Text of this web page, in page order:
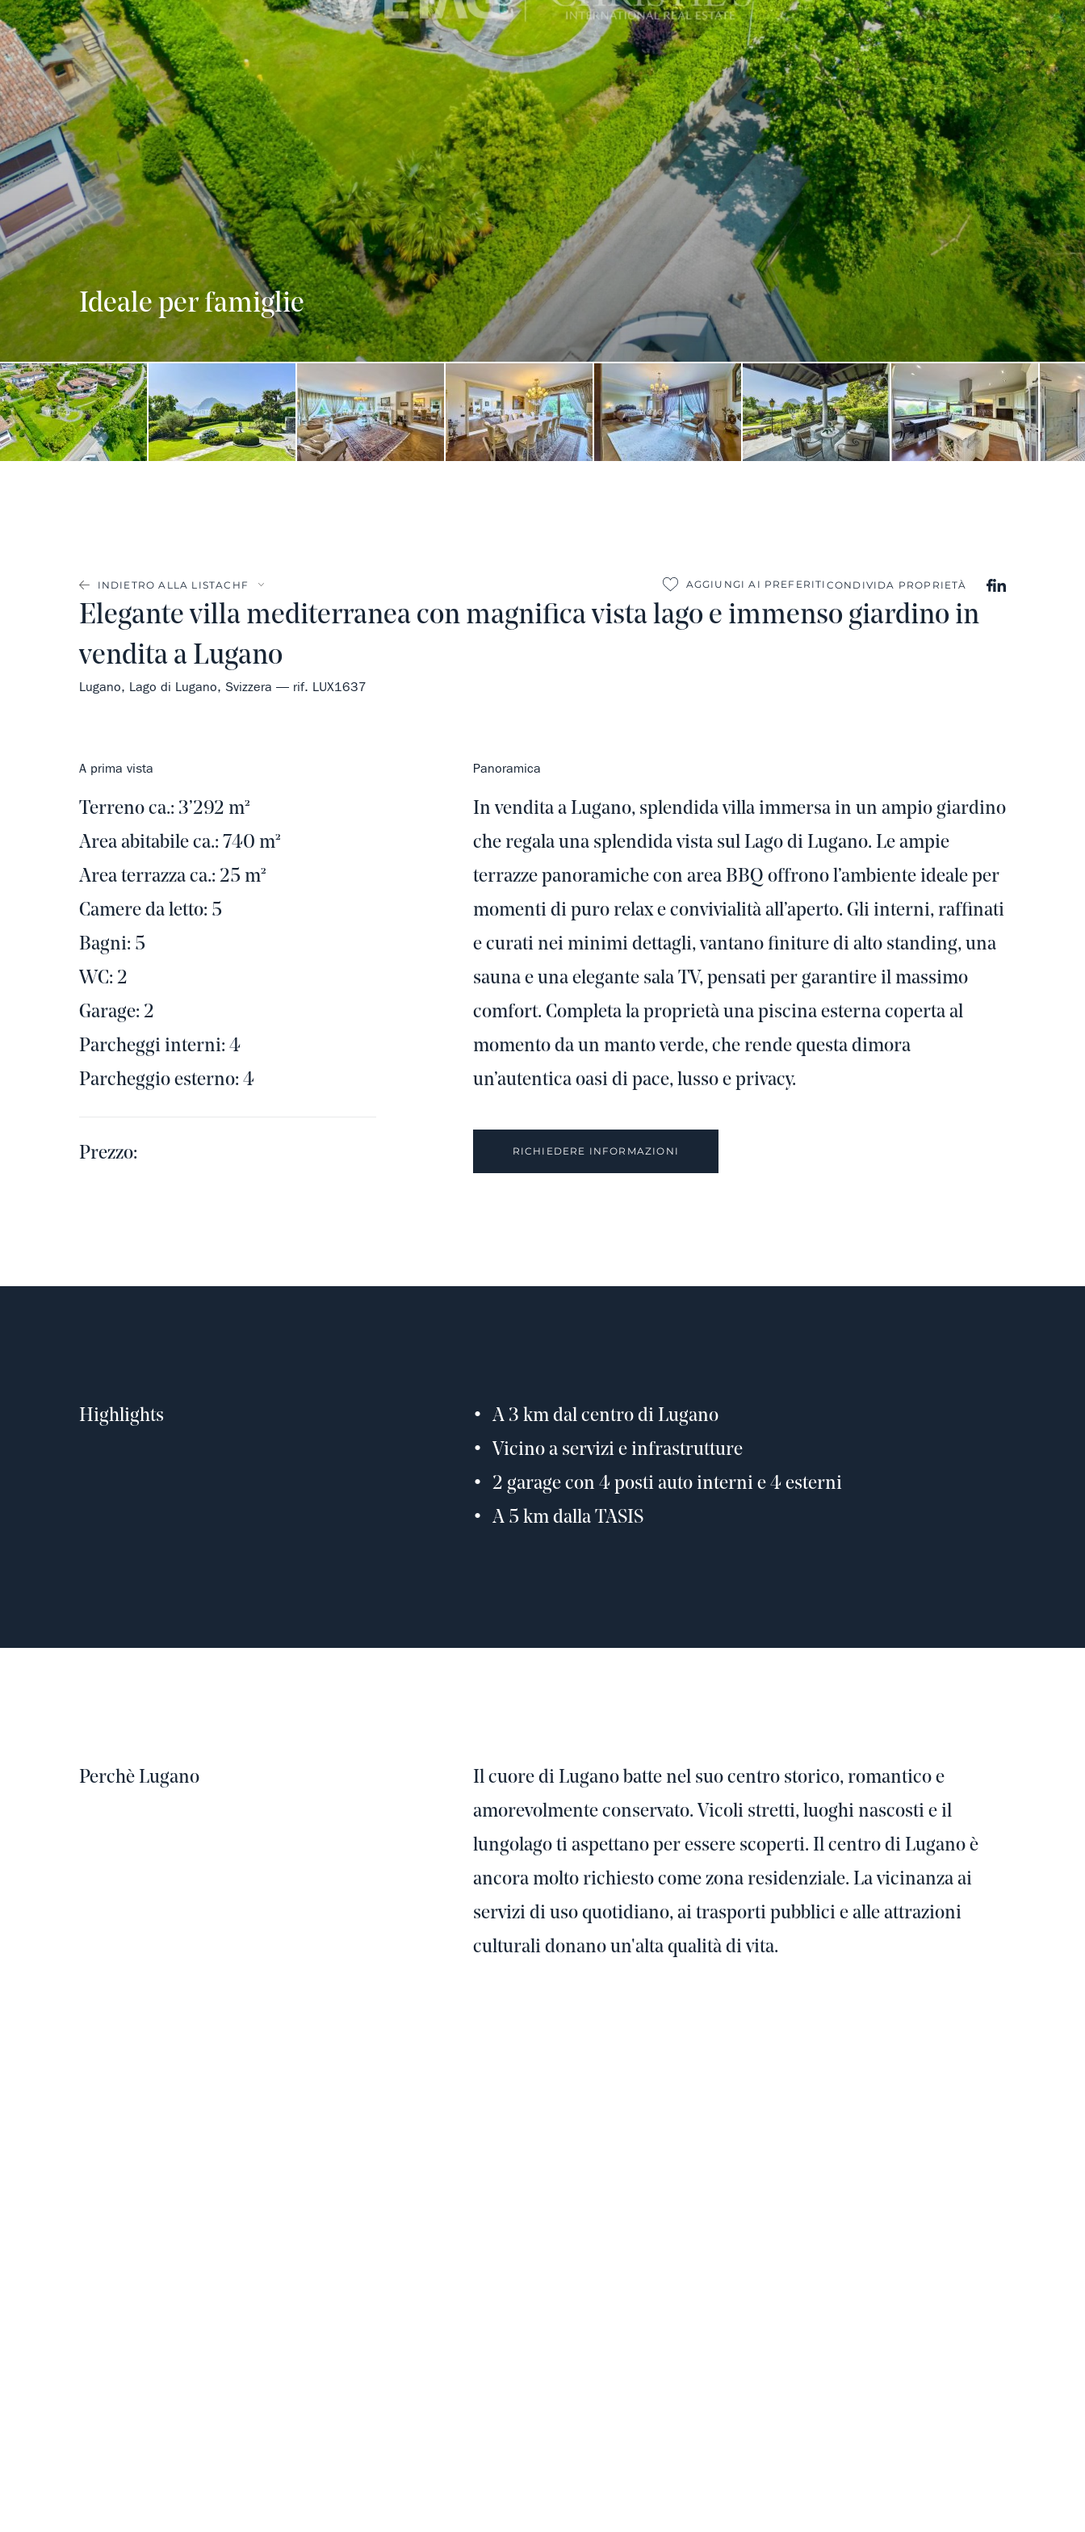
Ideale per famiglie
INDIETRO ALLA LISTA AGGIUNGI AI PREFERITI CONDIVIDA PROPRIETÀ
Elegante villa mediterranea con magnifica vista lago e immenso giardino in
vendita a Lugano
Lugano, Lago di Lugano, Svizzera — rif. LUX1637
A prima vista
Terreno ca.: 3’292 m²
Area abitabile ca.: 740 m²
Area terrazza ca.: 25 m²
Camere da letto: 5
Bagni: 5
WC: 2
Garage: 2
Parcheggi interni: 4
Parcheggio esterno: 4
Prezzo:
Panoramica
In vendita a Lugano, splendida villa immersa in un ampio giardino
che regala una splendida vista sul Lago di Lugano. Le ampie
terrazze panoramiche con area BBQ offrono l’ambiente ideale per
momenti di puro relax e convivialità all’aperto. Gli interni, raffinati
e curati nei minimi dettagli, vantano finiture di alto standing, una
sauna e una elegante sala TV, pensati per garantire il massimo
comfort. Completa la proprietà una piscina esterna coperta al
momento da un manto verde, che rende questa dimora
un’autentica oasi di pace, lusso e privacy.
RICHIEDERE INFORMAZIONI
Highlights
A 3 km dal centro di Lugano
Vicino a servizi e infrastrutture
2 garage con 4 posti auto interni e 4 esterni
A 5 km dalla TASIS
Perchè Lugano
Il cuore di Lugano batte nel suo centro storico, romantico e
amorevolmente conservato. Vicoli stretti, luoghi nascosti e il
lungolago ti aspettano per essere scoperti. Il centro di Lugano è
ancora molto richiesto come zona residenziale. La vicinanza ai
servizi di uso quotidiano, ai trasporti pubblici e alle attrazioni
culturali donano un'alta qualità di vita.